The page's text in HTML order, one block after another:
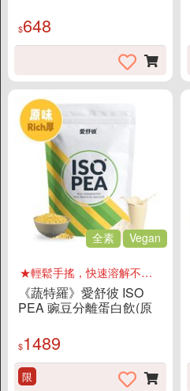
$648
全素 Vegan
★輕鬆手搖，快速溶解不結塊
《蔬特羅》愛舒彼 ISO
PEA 豌豆分離蛋白飲(原
$1489
限